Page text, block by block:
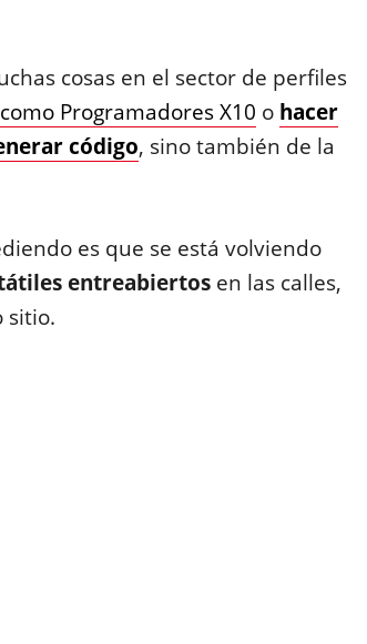
cosas en el sector de perfiles
Programadores X10 o hacer
código, sino también de la
es que se está volviendo
entreabiertosen las calles,
sitio.